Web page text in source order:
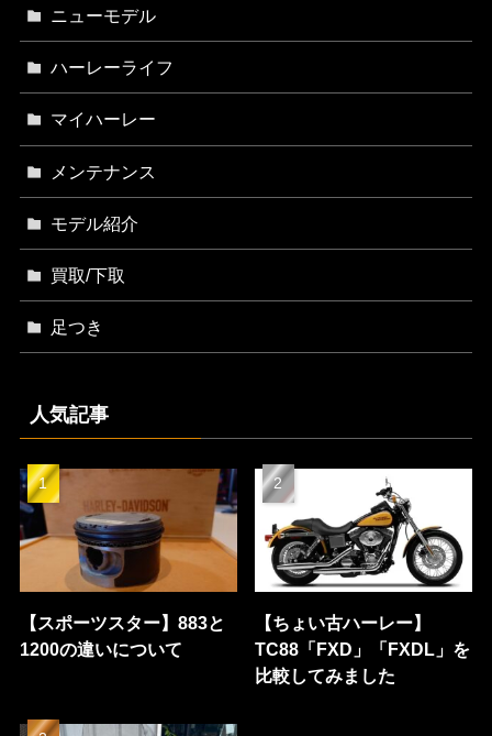
ニューモデル
ハーレーライフ
マイハーレー
メンテナンス
モデル紹介
買取/下取
足つき
人気記事
【スポーツスター】883と
1200の違いについて
【ちょい古ハーレー】
TC88「FXD」「FXDL」を
比較してみました